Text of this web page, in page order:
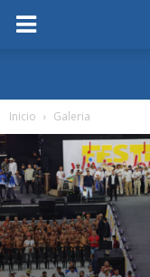
Inicio Galeria